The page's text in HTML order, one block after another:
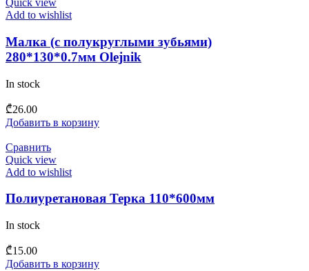
Quick view
Add to wishlist
Малка (с полукруглыми зубьями)
280*130*0.7мм Olejnik
In stock
₾26.00
Добавить в корзину
Сравнить
Quick view
Add to wishlist
Полиуретановая Терка 110*600мм
In stock
₾15.00
Добавить в корзину